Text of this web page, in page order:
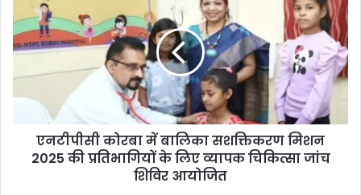
कोरबा
में
बालिका
सशक्तिकरण
प्रतिभागियों
एनटीपीसी कोरबा में बालिका सशक्तिकरण मिशन
2025 की प्रतिभागियों के लिए व्यापक चिकित्सा जांच
शिविर आयोजित